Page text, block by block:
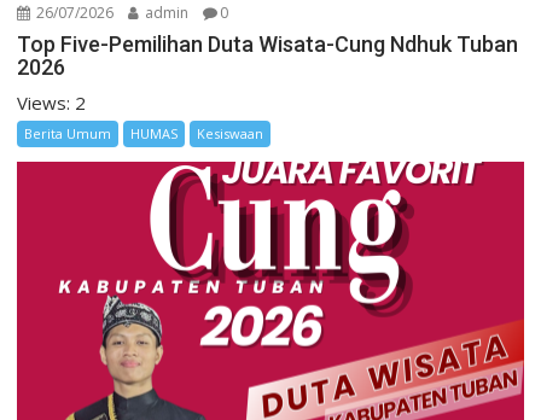
26/07/2026 admin 0
Top Five-Pemilihan Duta Wisata-Cung Ndhuk Tuban
2026
Views: 2
Berita Umum HUMAS Kesiswaan